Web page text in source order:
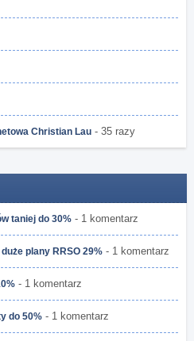
Christian Lau - 35 razy
taniej do 30% - 1 komentarz
plany RRSO 29% - 1 komentarz
- 1 komentarz
do 50% - 1 komentarz